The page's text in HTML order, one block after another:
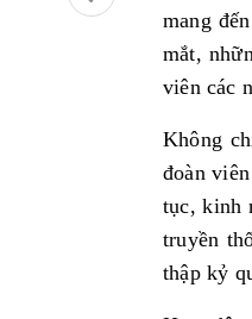
mang
mắt,
viên các
Không
đoàn
tục, kinh
truyền
thập kỷ